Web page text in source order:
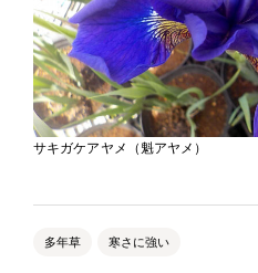
サキガケアヤメ（魁アヤメ）
多年草 寒さに強い